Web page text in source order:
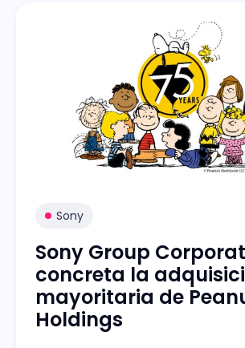
Sony
Sony Group
concreta la
mayoritaria de
Holdings